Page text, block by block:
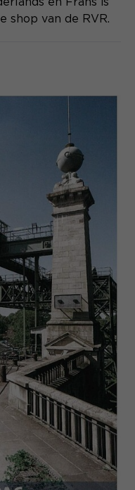
en Frans is
shop van de RVR.